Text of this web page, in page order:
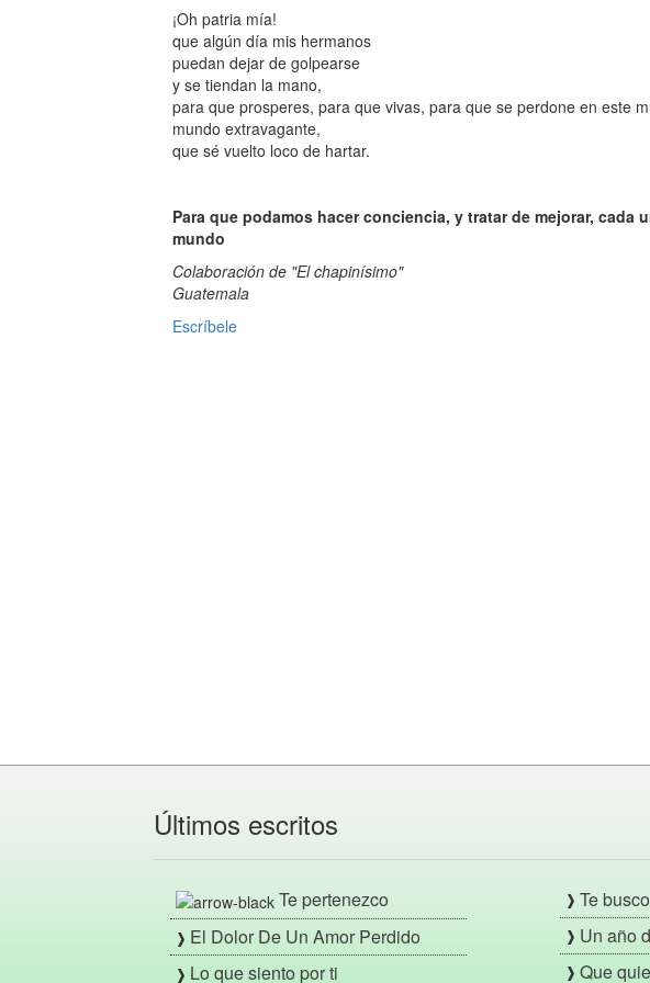
¡Oh patria mía!
que algún día mis hermanos
puedan dejar de golpearse
y se tiendan la mano,
para que prosperes, para que vivas, para que se perdone en este
mundo extravagante,
que sé vuelto loco de hartar.
Para que podamos hacer conciencia, y tratar de mejorar, cada
mundo
Colaboración de "El chapinísimo"
Guatemala
Escríbele
Últimos escritos
Te pertenezco
El Dolor De Un Amor Perdido
Lo que siento por ti
Te busco
Un año
Que